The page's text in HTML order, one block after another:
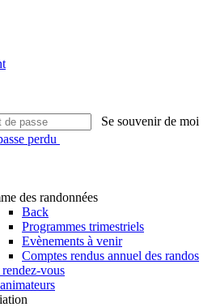
Se souvenir de moi
perdu
des randonnées
Back
Programmes trimestriels
Evènements à venir
Comptes rendus annuel des randos
vous